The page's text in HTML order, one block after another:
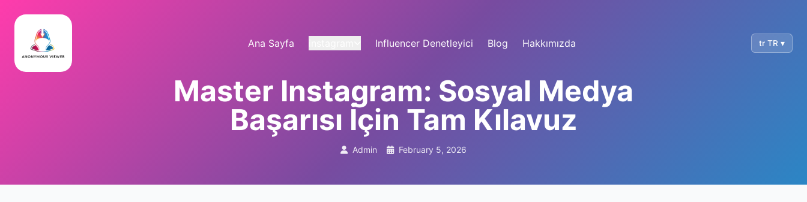
Ana Sayfa Influencer Denetleyici Blog Hakkımızda tr TR ▾
Master Instagram: Sosyal Medya
Başarısı İçin Tam Kılavuz
Admin February 5, 2026